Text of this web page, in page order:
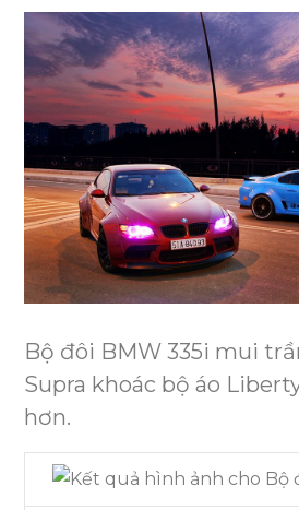
độ
phong
cách
Nhật
Bản
ở
Sài
Gòn
Bộ đôi BMW 335i mui
Supra khoác bộ áo
hơn.